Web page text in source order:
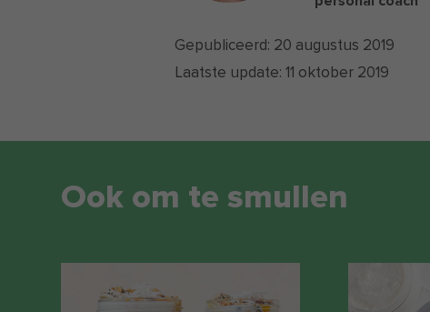
Gepubliceerd: 20 augustus 2019
Laatste update: 11 oktober 2019
Ook om te smullen